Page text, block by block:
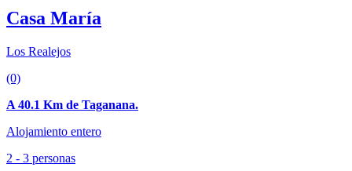
Casa María
Los Realejos
(0)
A 40.1 Km de Taganana.
Alojamiento entero
2 - 3 personas